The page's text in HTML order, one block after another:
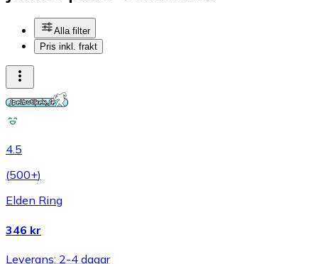
Alla filter
Pris inkl. frakt
4.5
(500+)
Elden Ring
346 kr
Leverans: 2-4 dagar